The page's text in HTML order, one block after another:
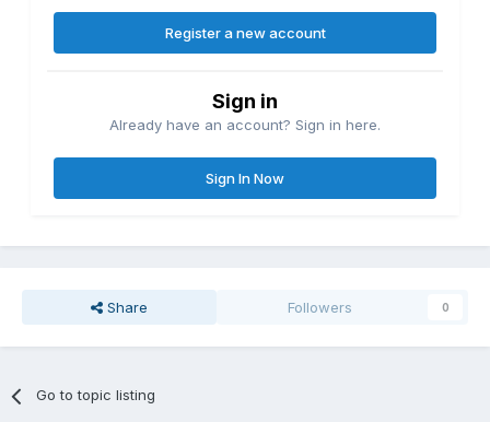
Register a new account
Sign in
Already have an account? Sign in here.
Sign In Now
Share Followers 0
Go to topic listing